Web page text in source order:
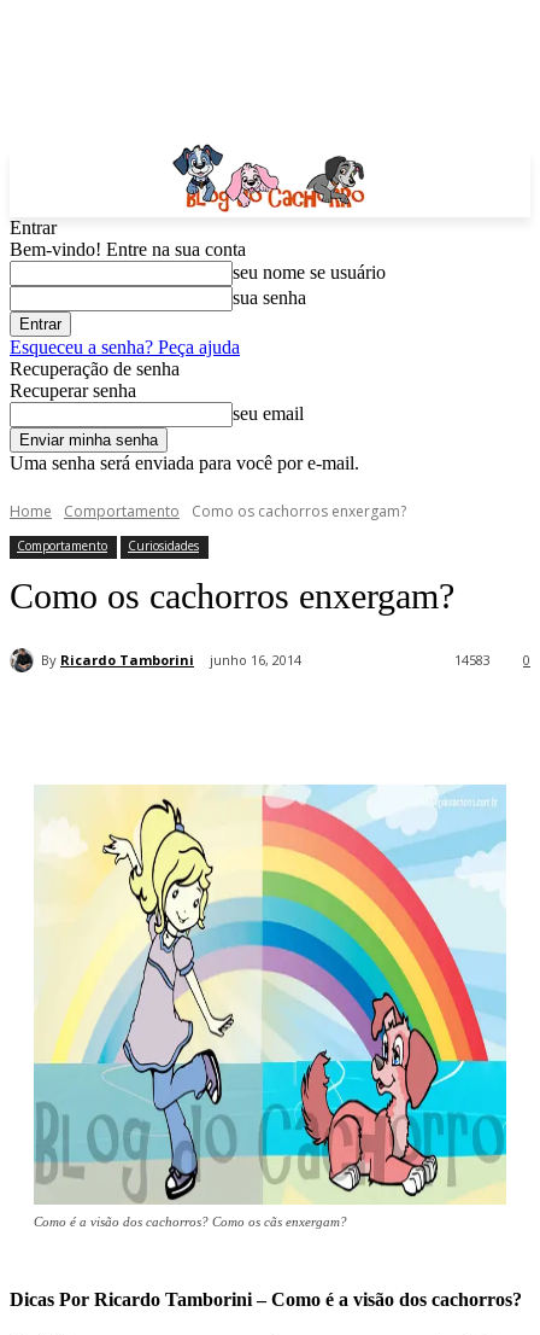
Entrar
Bem-vindo! Entre na sua conta
seu nome se usuário
sua senha
Esqueceu a senha? Peça ajuda
Recuperação de senha
Recuperar senha
seu email
Uma senha será enviada para você por e-mail.
Home Comportamento Como os cachorros enxergam?
Comportamento Curiosidades
Como os cachorros enxergam?
By Ricardo Tamborini junho 16, 2014 0
14583
Como é a visão dos cachorros? Como os cãs enxergam?
Dicas Por Ricardo Tamborini – Como é a visão dos cachorros?